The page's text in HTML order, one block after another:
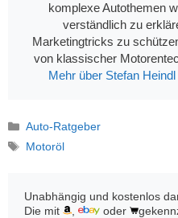
komplexe Autothemen
verständlich zu
Marketingtricks zu
von klassischer
Mehr über Stefan
Kategorien
Auto-Ratgeber
Schlagwörter
Motoröl
Unabhängig und kostenlos
Die mit
oder